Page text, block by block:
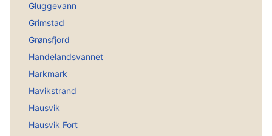
Gluggevann
Grimstad
Grønsfjord
Handelandsvannet
Harkmark
Havikstrand
Hausvik
Hausvik Fort